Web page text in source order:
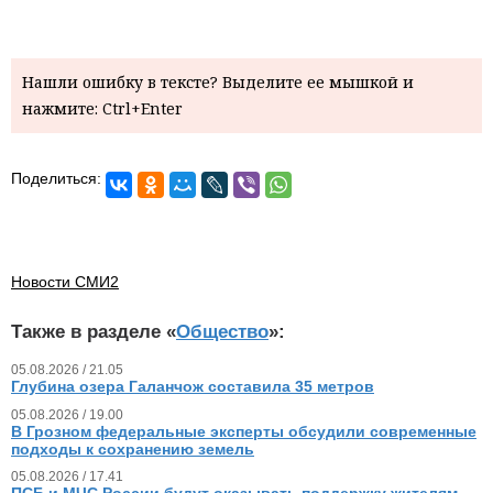
Нашли ошибку в тексте? Выделите ее мышкой и
нажмите: Ctrl+Enter
Поделиться:
Новости СМИ2
Также в разделе «Общество»:
05.08.2026 / 21.05
Глубина озера Галанчож составила 35 метров
05.08.2026 / 19.00
В Грозном федеральные эксперты обсудили современные
подходы к сохранению земель
05.08.2026 / 17.41